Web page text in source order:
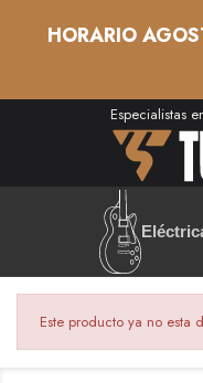
HORARIO
Especialistas
Este producto ya no esta